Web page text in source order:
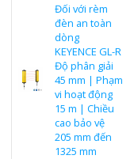
Đối với rèm
đèn an toàn
dòng
KEYENCE GL-R
Độ phân giải
45 mm | Phạm
vi hoạt động
15 m | Chiều
cao bảo vệ
205 mm đến
1325 mm